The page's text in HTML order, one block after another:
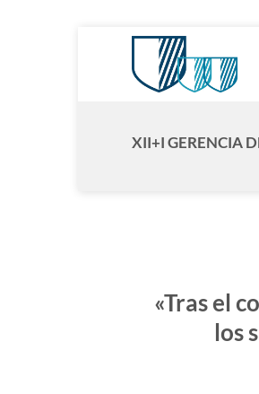
contenido
XII+I GERENCIA
«Tras el
los